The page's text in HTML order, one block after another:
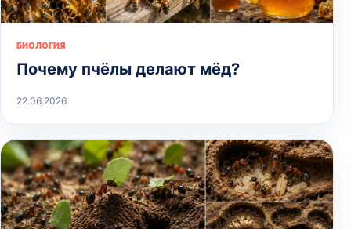
БИОЛОГИЯ
Почему пчёлы делают мёд?
22.06.2026